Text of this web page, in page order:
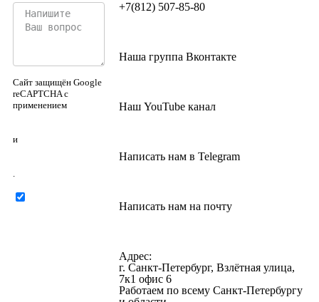
Сайт защищён Google
reCAPTCHA с
применением
и
.
+7(812) 507-85-80
Наша группа Вконтакте
Наш YouTube канал
Написать нам в Telegram
Написать нам на почту
Адрес:
г. Санкт-Петербург, Взлётная улица,
7к1 офис 6
Работаем по всему Санкт-Петербургу